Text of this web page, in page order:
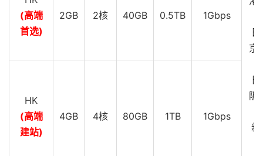
(高端
首选)
2GB 2核 40GB 0.5TB 1Gbps
京
阪
新
HK
(高端
建站)
4GB 4核 80GB 1TB 1Gbps